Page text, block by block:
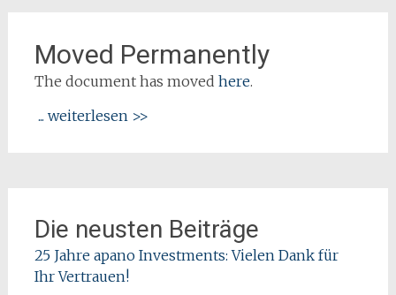
Moved Permanently
The document has moved here.
... weiterlesen >>
Die neusten Beiträge
25 Jahre apano Investments: Vielen Dank für
Ihr Vertrauen!